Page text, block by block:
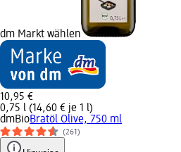
dm Markt wählen
10,95 €
0,75 l (14,60 € je 1 l)
dmBioBratöl Olive, 750 ml
(261)